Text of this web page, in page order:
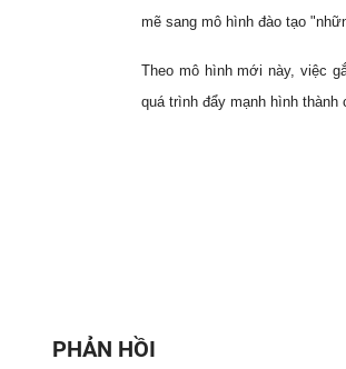
mẽ sang mô hình đào tạo
Theo mô hình mới này, việc
quá trình đẩy mạnh hình
PHẢN HỒI